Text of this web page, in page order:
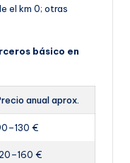
el km 0; otras
básico en
anual aprox.
€
€